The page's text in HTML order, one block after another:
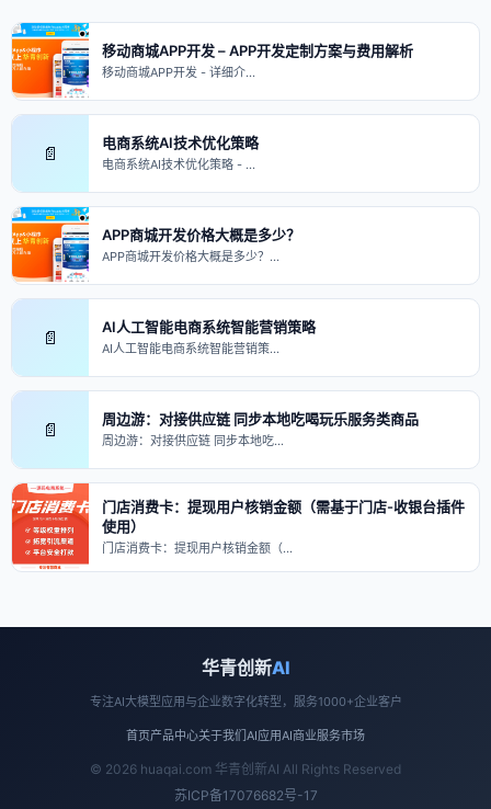
移动商城APP开发 – APP开发定制方案与费用解析
移动商城APP开发 - 详细介…
📄 电商系统AI技术优化策略
电商系统AI技术优化策略 - …
APP商城开发价格大概是多少？
APP商城开发价格大概是多少？…
📄 AI人工智能电商系统智能营销策略
AI人工智能电商系统智能营销策…
📄 周边游：对接供应链 同步本地吃喝玩乐服务类商品
周边游：对接供应链 同步本地吃…
门店消费卡：提现用户核销金额（需基于门店-收银台插件
使用）
门店消费卡：提现用户核销金额（…
华青创新AI
专注AI大模型应用与企业数字化转型，服务1000+企业客户
首页产品中心关于我们 AI应用AI商业服务市场
© 2026 huaqai.com 华青创新AI All Rights Reserved
苏ICP备17076682号-17